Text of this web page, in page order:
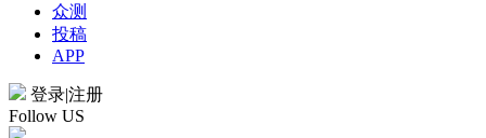
众测
投稿
APP
登录|注册
Follow US